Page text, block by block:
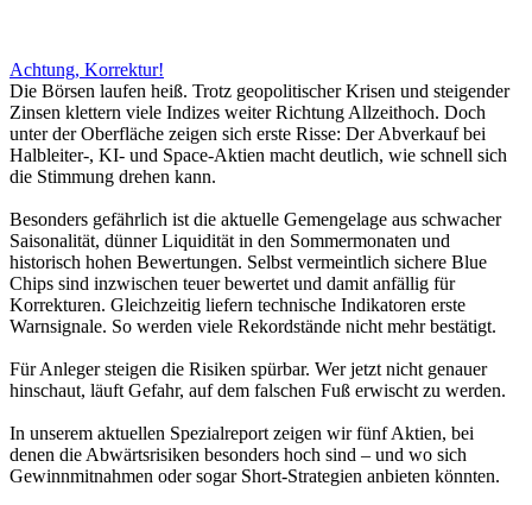
Achtung, Korrektur!
Die Börsen laufen heiß. Trotz geopolitischer Krisen und steigender
Zinsen klettern viele Indizes weiter Richtung Allzeithoch. Doch
unter der Oberfläche zeigen sich erste Risse: Der Abverkauf bei
Halbleiter-, KI- und Space-Aktien macht deutlich, wie schnell sich
die Stimmung drehen kann.
Besonders gefährlich ist die aktuelle Gemengelage aus schwacher
Saisonalität, dünner Liquidität in den Sommermonaten und
historisch hohen Bewertungen. Selbst vermeintlich sichere Blue
Chips sind inzwischen teuer bewertet und damit anfällig für
Korrekturen. Gleichzeitig liefern technische Indikatoren erste
Warnsignale. So werden viele Rekordstände nicht mehr bestätigt.
Für Anleger steigen die Risiken spürbar. Wer jetzt nicht genauer
hinschaut, läuft Gefahr, auf dem falschen Fuß erwischt zu werden.
In unserem aktuellen Spezialreport zeigen wir fünf Aktien, bei
denen die Abwärtsrisiken besonders hoch sind – und wo sich
Gewinnmitnahmen oder sogar Short-Strategien anbieten könnten.